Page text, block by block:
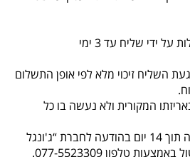
ידי שליח עד 3 ימי
השליח זיכוי מלא לפי אופן התשלום
המקורית ולא נעשה בו כל
ביטול עסקה - הביטול יעשה תוך 14 יום בהודעה לחברת “ג'ונגל
טלפון 077-5523309.